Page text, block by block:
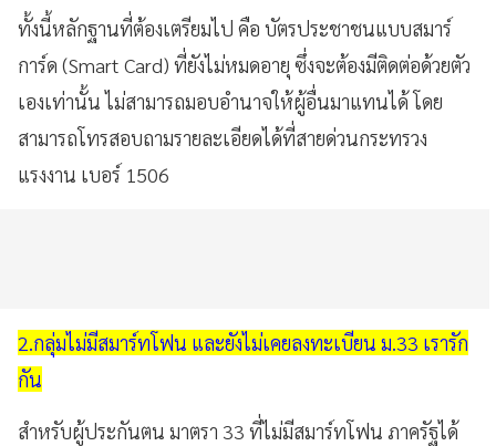
ทั้งนี้หลักฐานที่ต้องเตรียมไป คือ บัตรประชาชนแบบสมาร์
การ์ด (Smart Card) ที่ยังไม่หมดอายุ ซึ่งจะต้องมีติดต่อด้วยตัว
เองเท่านั้น ไม่สามารถมอบอำนาจให้ผู้อื่นมาแทนได้ โดย
สามารถโทรสอบถามรายละเอียดได้ที่สายด่วนกระทรวง
แรงงาน เบอร์ 1506
2.กลุ่มไม่มีสมาร์ทโฟน และยังไม่เคยลงทะเบียน ม.33 เรารัก
กัน
สำหรับผู้ประกันตน มาตรา 33 ที่ไม่มีสมาร์ทโฟน ภาครัฐได้